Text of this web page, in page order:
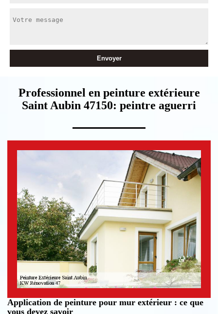
Professionnel en peinture extérieure
Saint Aubin 47150: peintre aguerri
Application de peinture pour mur extérieur : ce que
vous devez savoir